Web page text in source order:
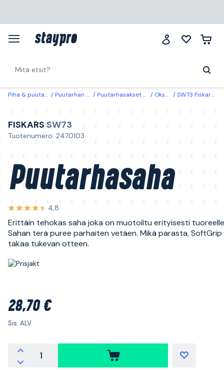
Piha & puutarha Puutarhan hoito Puutarhasakset & leikkurit Oksasahat SW73 Fiskars Puutarhasaha
FISKARS SW73
Tuotenumero: 2470103
Puutarhasaha
4,8
Erittäin tehokas saha joka on muotoiltu erityisesti
Sahan terä puree parhaiten vetäen. Mikä parasta, SoftGrip
takaa tukevan otteen.
28,70 €
Sis. ALV